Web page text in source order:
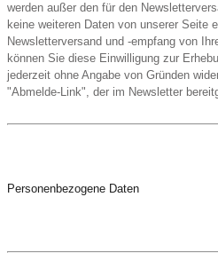
werden außer den für den
keine weiteren Daten von unserer Seite
Newsletterversand und -empfang von
können Sie diese Einwilligung zur
jederzeit ohne Angabe von Gründen
"Abmelde-Link", der im Newsletter
Personenbezogene Daten